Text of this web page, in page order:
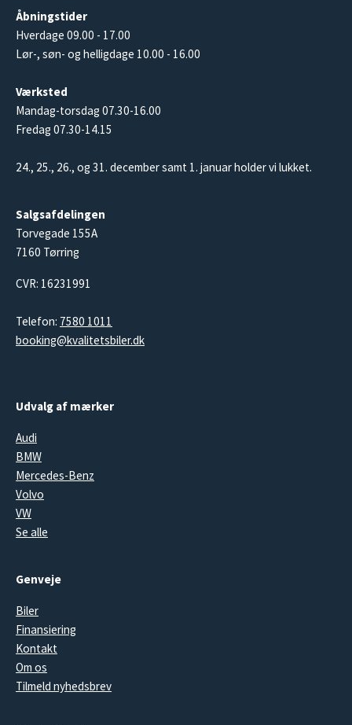
Åbningstider
Hverdage 09.00 - 17.00
Lør-, søn- og helligdage 10.00 - 16.00
Værksted
Mandag-torsdag 07.30-16.00
Fredag 07.30-14.15
24., 25., 26., og 31. december samt 1. januar holder vi lukket.
Salgsafdelingen
Torvegade 155A
7160 Tørring
CVR: 16231991
Telefon: 7580 1011
booking@kvalitetsbiler.dk
Udvalg af mærker
Audi
BMW
Mercedes-Benz
Volvo
VW
Se alle
Genveje
Biler
Finansiering
Kontakt
Om os
Tilmeld nyhedsbrev